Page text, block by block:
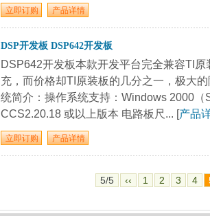
DSP开发板 DSP642开发板
DSP642开发板本款开发平台完全兼容TI
充，而价格却TI原装板的几分之一，极大
统简介：操作系统支持：Windows 2000
CCS2.20.18 或以上版本 电路板尺... [产品
5/5 ‹‹ 1 2 3 4